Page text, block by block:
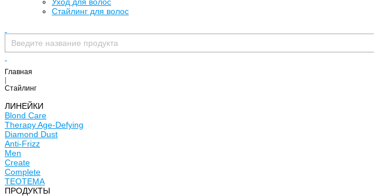
Стайлинг для волос
Главная
Стайлинг
ЛИНЕЙКИ
Blond Care
Therapy Age-Defying
Diamond Dust
Anti-Frizz
Men
Create
Complete
TEOTEMA
ПРОДУКТЫ